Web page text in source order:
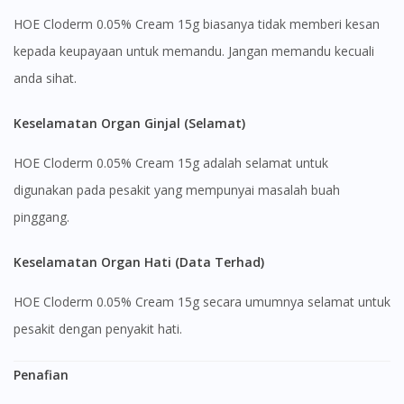
HOE Cloderm 0.05% Cream 15g biasanya tidak memberi kesan
kepada keupayaan untuk memandu. Jangan memandu kecuali
anda sihat.
Keselamatan Organ Ginjal (Selamat)
HOE Cloderm 0.05% Cream 15g adalah selamat untuk
digunakan pada pesakit yang mempunyai masalah buah
pinggang.
Keselamatan Organ Hati (Data Terhad)
HOE Cloderm 0.05% Cream 15g secara umumnya selamat untuk
pesakit dengan penyakit hati.
Penafian